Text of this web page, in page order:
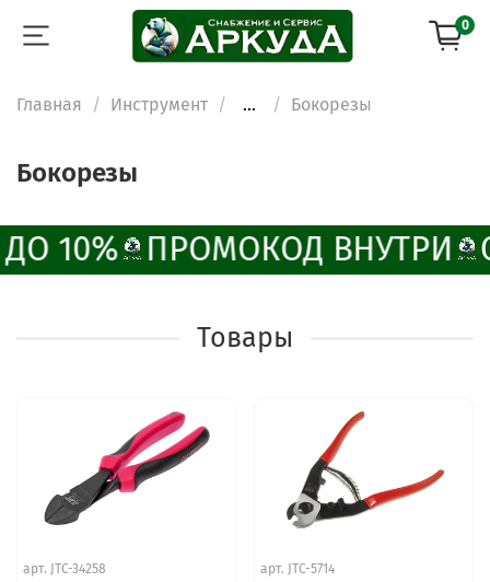
0
Главная Инструмент ... Бокорезы
Бокорезы
10% ПРОМОКОД ВНУТРИ
Товары
арт. JTC-34258 арт. JTC-5714